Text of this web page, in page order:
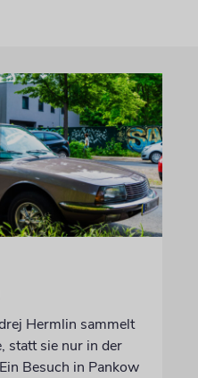
Hermlin sammelt
statt sie nur in der
Besuch in Pankow